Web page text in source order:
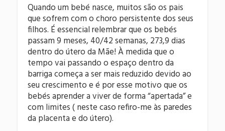
Quando um bebé nasce, muitos são os pais
que sofrem com o choro persistente dos seus
filhos. É essencial relembrar que os bebés
passam 9 meses, 40/42 semanas, 273,9 dias
dentro do útero da Mãe! À medida que o
tempo vai passando o espaço dentro da
barriga começa a ser mais reduzido devido ao
seu crescimento e é por esse motivo que os
bebés aprender a viver de forma “apertada” e
com limites ( neste caso refiro-me às paredes
da placenta e do útero).